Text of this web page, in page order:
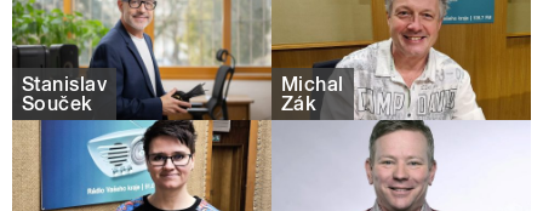
Stanislav
Souček
Michal
Žák